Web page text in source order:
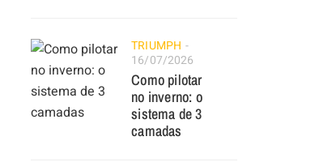
TRIUMPH
16/07/2026
Como pilotar
no inverno: o
sistema de 3
camadas